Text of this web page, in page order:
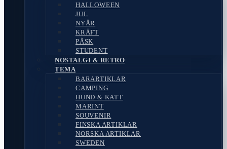
HALLOWEEN
JUL
NYÅR
KRÄFT
PÅSK
STUDENT
NOSTALGI & RETRO
TEMA
BARARTIKLAR
CAMPING
HUND & KATT
MARINT
SOUVENIR
FINSKA ARTIKLAR
NORSKA ARTIKLAR
SWEDEN